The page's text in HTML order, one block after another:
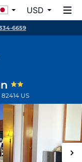
USD
6659
82414 US